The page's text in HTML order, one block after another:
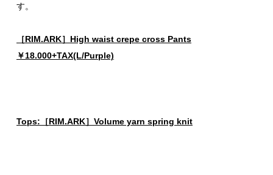
す。
［RIM.ARK］High waist crepe cross Pants
￥18.000+TAX(L/Purple)
Tops:［RIM.ARK］Volume yarn spring knit